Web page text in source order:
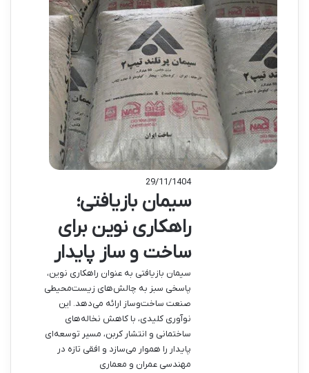
29/11/1404
سیمان بازیافتی؛
راهکاری نوین برای
ساخت و ساز پایدار
سیمان بازیافتی به عنوان راهکاری نوین،
پاسخی سبز به چالش‌های زیست‌محیطی
صنعت ساخت‌وساز ارائه می‌دهد. این
نوآوری کلیدی، با کاهش نخاله‌های
ساختمانی و انتشار کربن، مسیر توسعه‌ای
پایدار را هموار می‌سازد و افقی تازه در
مهندسی عمران و معماری